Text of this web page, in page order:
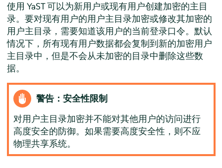
使用 YaST 可以为新用户或现有用户创建加密的主目
录。要对现有用户的用户主目录加密或修改其加密的
用户主目录，需要知道该用户的当前登录口令。默认
情况下，所有现有用户数据都会复制到新的加密用户
主目录中，但是不会从未加密的目录中删除这些数
据。
警告：安全性限制
对用户主目录加密并不能对其他用户的访问进行
高度安全的防御。如果需要高度安全性，则不应
物理共享系统。